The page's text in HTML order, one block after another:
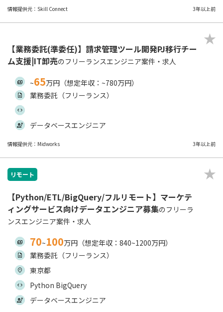
情報提供元：Skill Connect 3年以上前
【業務委託(準委任)】請求管理ツール開発PJ移行チー
ム支援|IT卸売のフリーランスエンジニア案件・求人
~65万円（想定年収：~780万円）
業務委託（フリーランス）
データベースエンジニア
情報提供元：Midworks 3年以上前
リモート
【Python/ETL/BigQuery/フルリモート】マーケテ
ィングサービス向けデータエンジニア募集のフリーラ
ンスエンジニア案件・求人
70~100万円（想定年収：840~1200万円）
業務委託（フリーランス）
東京都
Python BigQuery
データベースエンジニア